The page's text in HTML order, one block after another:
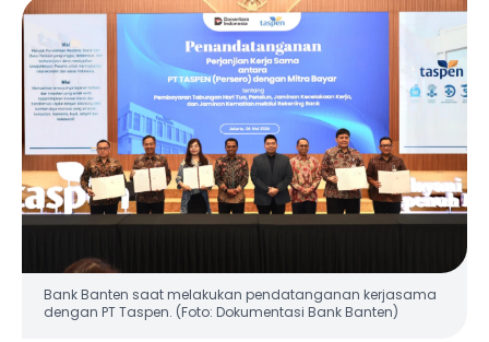
Bank Banten saat melakukan pendatanganan kerjasama
dengan PT Taspen. (Foto: Dokumentasi Bank Banten)